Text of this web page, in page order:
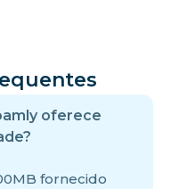
oferece
fornecido